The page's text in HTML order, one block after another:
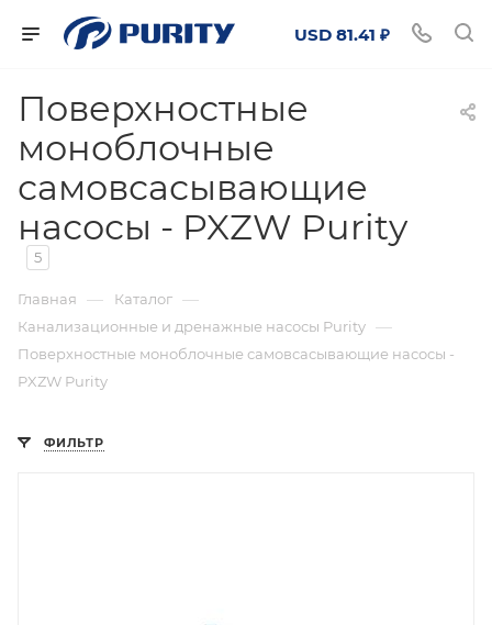
USD 81.41 ₽
Поверхностные
моноблочные
самовсасывающие
насосы - PXZW Purity
5
Главная — Каталог —
Канализационные и дренажные насосы Purity —
Поверхностные моноблочные самовсасывающие насосы -
PXZW Purity
ФИЛЬТР